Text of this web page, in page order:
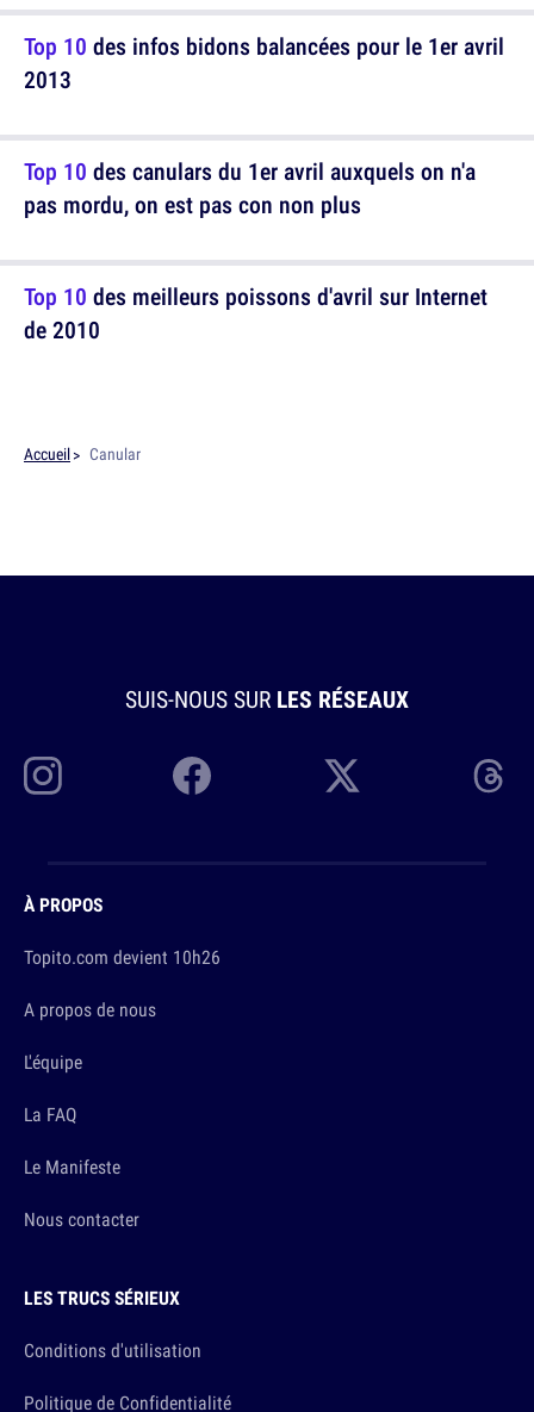
Top 10 des infos bidons balancées pour le 1er avril
2013
Top 10 des meilleurs poissons d'avril sur Internet
de 2010
Top 10 des canulars du 1er avril auxquels on n'a
pas mordu, on est pas con non plus
Accueil Canular
SUIS-NOUS SUR LES RÉSEAUX
À PROPOS
Topito.com devient 10h26
A propos de nous
L'équipe
La FAQ
Le Manifeste
Nous contacter
LES TRUCS SÉRIEUX
Conditions d'utilisation
Politique de Confidentialité